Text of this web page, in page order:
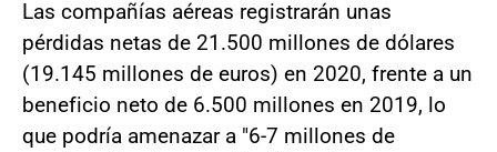
Las compañías aéreas registrarán unas
pérdidas netas de 21.500 millones de dólares
(19.145 millones de euros) en 2020, frente a un
beneficio neto de 6.500 millones en 2019, lo
que podría amenazar a "6-7 millones de